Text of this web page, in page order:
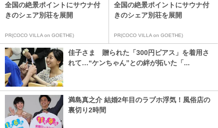
全国の絶景ポイントにサウナ付
きのシェア別荘を展開
PR(COCO VILLA on GOETHE)
全国の絶景ポイントにサウナ付
きのシェア別荘を展開
PR(COCO VILLA on GOETHE)
佳子さま 贈られた「300円ピアス」を着用さ
れて…“ケンちゃん”との絆が拓いた「...
満島真之介 結婚2年目のラブホ浮気！風俗店の
裏切り2時間